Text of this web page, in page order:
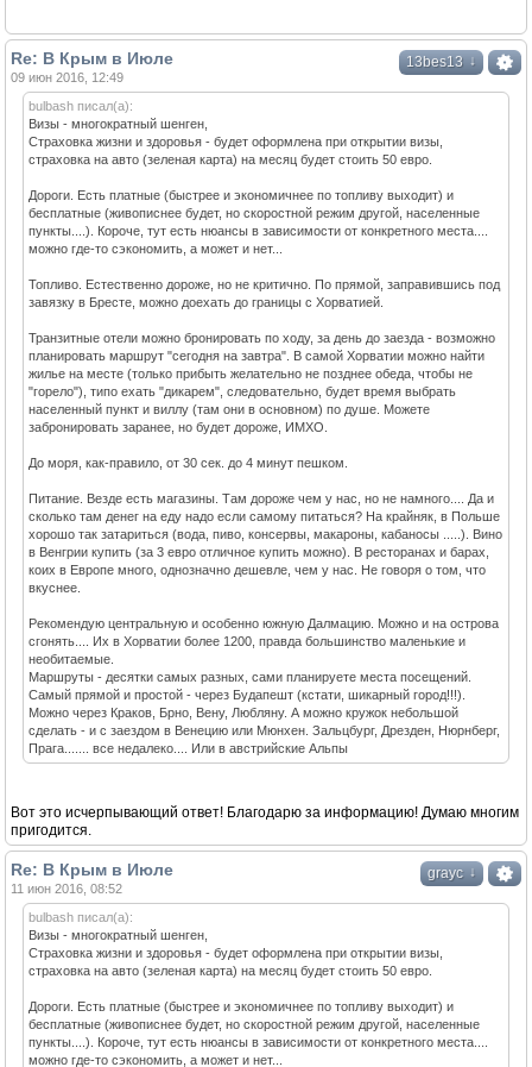
13bes13 ↓
Re: В Крым в Июле
09 июн 2016, 12:49
bulbash писал(а):
Визы - многократный шенген,
Страховка жизни и здоровья - будет оформлена при открытии визы,
страховка на авто (зеленая карта) на месяц будет стоить 50 евро.
Дороги. Есть платные (быстрее и экономичнее по топливу выходит) и
бесплатные (живописнее будет, но скоростной режим другой, населенные
пункты....). Короче, тут есть нюансы в зависимости от конкретного места....
можно где-то сэкономить, а может и нет...
Топливо. Естественно дороже, но не критично. По прямой, заправившись под
завязку в Бресте, можно доехать до границы с Хорватией.
Транзитные отели можно бронировать по ходу, за день до заезда - возможно
планировать маршрут "сегодня на завтра". В самой Хорватии можно найти
жилье на месте (только прибыть желательно не позднее обеда, чтобы не
"горело"), типо ехать "дикарем", следовательно, будет время выбрать
населенный пункт и виллу (там они в основном) по душе. Можете
забронировать заранее, но будет дороже, ИМХО.
До моря, как-правило, от 30 сек. до 4 минут пешком.
Питание. Везде есть магазины. Там дороже чем у нас, но не намного.... Да и
сколько там денег на еду надо если самому питаться? На крайняк, в Польше
хорошо так затариться (вода, пиво, консервы, макароны, кабаносы .....). Вино
в Венгрии купить (за 3 евро отличное купить можно). В ресторанах и барах,
коих в Европе много, однозначно дешевле, чем у нас. Не говоря о том, что
вкуснее.
Рекомендую центральную и особенно южную Далмацию. Можно и на острова
сгонять.... Их в Хорватии более 1200, правда большинство маленькие и
необитаемые.
Маршруты - десятки самых разных, сами планируете места посещений.
Самый прямой и простой - через Будапешт (кстати, шикарный город!!!).
Можно через Краков, Брно, Вену, Любляну. А можно кружок небольшой
сделать - и с заездом в Венецию или Мюнхен. Зальцбург, Дрезден, Нюрнберг,
Прага....... все недалеко.... Или в австрийские Альпы
Вот это исчерпывающий ответ! Благодарю за информацию! Думаю многим
пригодится.
grayc ↓
Re: В Крым в Июле
11 июн 2016, 08:52
bulbash писал(а):
Визы - многократный шенген,
Страховка жизни и здоровья - будет оформлена при открытии визы,
страховка на авто (зеленая карта) на месяц будет стоить 50 евро.
Дороги. Есть платные (быстрее и экономичнее по топливу выходит) и
бесплатные (живописнее будет, но скоростной режим другой, населенные
пункты....). Короче, тут есть нюансы в зависимости от конкретного места....
можно где-то сэкономить, а может и нет...